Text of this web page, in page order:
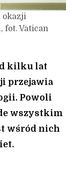
okazji
fot. Vatican
kilku lat
przejawia
Powoli
wszystkim
wśród nich